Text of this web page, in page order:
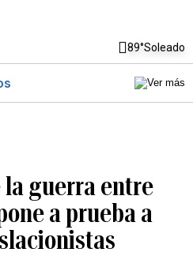
89°Soleado
la guerra entre
a prueba a